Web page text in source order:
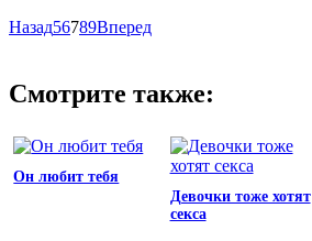
Назад56789Вперед
Смотрите также:
Он любит тебя
Девочки тоже хотят
секса